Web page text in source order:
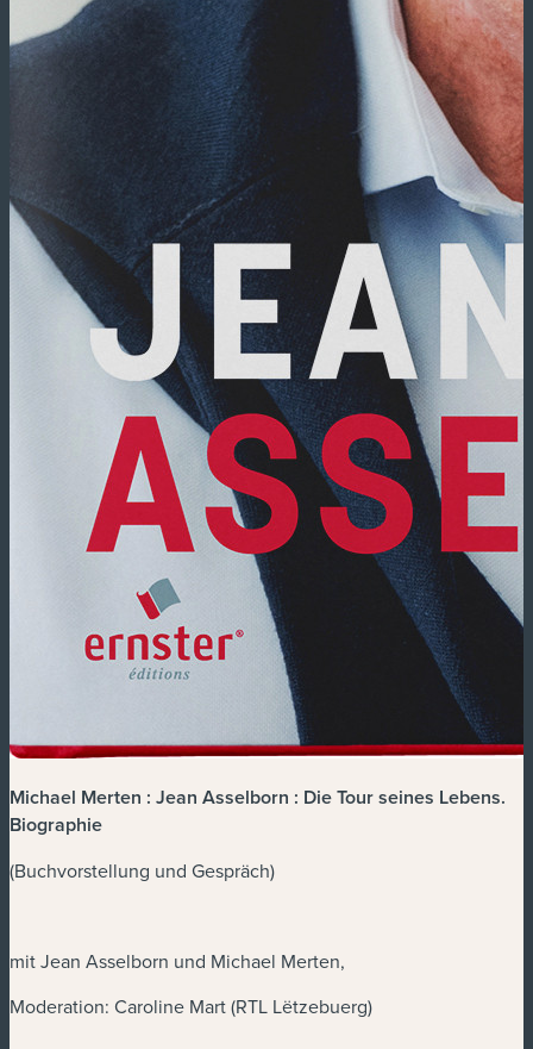
Michael Merten : Jean Asselborn : Die Tour seines Lebens.
Biographie
(Buchvorstellung und Gespräch)
mit Jean Asselborn und Michael Merten,
Moderation: Caroline Mart (RTL Lëtzebuerg)